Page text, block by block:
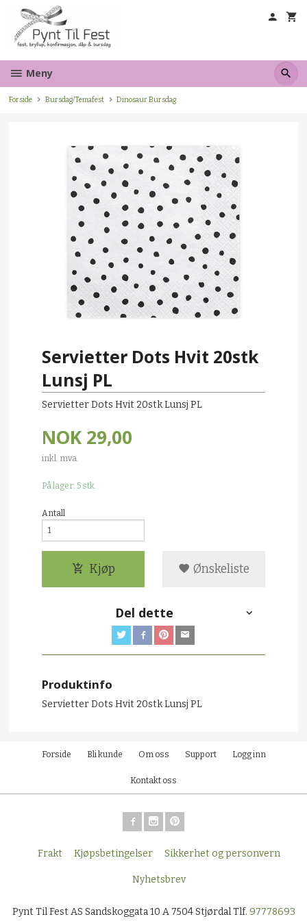
innholdet
Meny
Forside Bursdag/Temafest Dinosaur Bursdag
Servietter Dots Hvit 20stk
Lunsj PL
Servietter Dots Hvit 20stk Lunsj PL
NOK 29,00
inkl. mva.
På lager: 5 stk.
Antall
Kjøp Ønskeliste
Del dette
Produktinfo
Servietter Dots Hvit 20stk Lunsj PL
Forside Bli kunde Om oss Support Logg inn
Kontakt oss
Frakt Kjøpsbetingelser Sikkerhet og personvern
Nyhetsbrev
Pynt Til Fest AS Sandskoggata 10 A 7504 Stjørdal Tlf. 97778693